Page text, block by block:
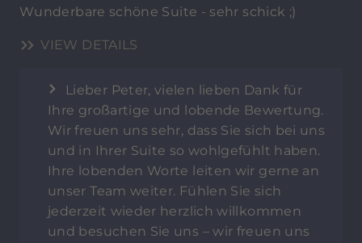
Wunderbare schöne Suite - sehr schick ;)
VIEW DETAILS
Lieber Peter, vielen lieben Dank für
Ihre großartige und lobende Bewertung.
Wir freuen uns sehr, dass Sie sich bei uns
und in Ihrer Suite so wohlgefühlt haben.
Ihre lobenden Worte leiten wir gerne an
unser Team weiter. Fühlen Sie sich
jederzeit wieder herzlich willkommen
und besuchen Sie uns – wir freuen uns